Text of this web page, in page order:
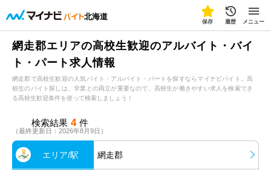
北海道
保存 履歴 メニュー
網走郡エリアの高校生歓迎のアルバイト・バイ
ト・パート求人情報
網走郡で高校生歓迎の人気バイト・アルバイト・パートを探すならマイナビバイト。高
校生のバイト探しは、学業との両立が重要なので、高校生が働きやすい求人を検索でき
る高校生歓迎条件を使って検索しましょう！
検索結果 4 件
（最終更新日：2026年8月9日）
エリア/駅 網走郡